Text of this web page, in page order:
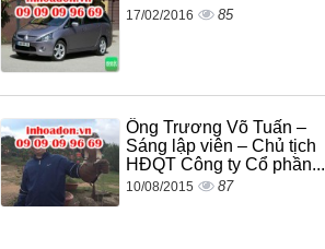
17/02/2016 85
Ông Trương Võ Tuấn –
Sáng lập viên – Chủ tịch
HĐQT Công ty Cổ phần...
10/08/2015 87